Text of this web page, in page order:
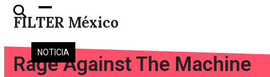
Skip
FILTER México
Open
mobile
menu
Close
mobile
menu
NOTICIA
Rage Against The Machine